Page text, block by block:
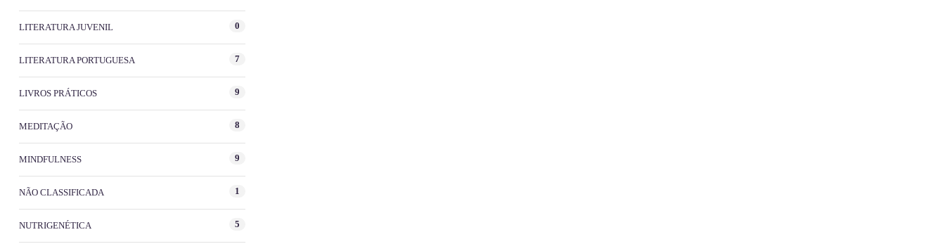
LITERATURA JUVENIL 0
LITERATURA PORTUGUESA 7
LIVROS PRÁTICOS 9
MEDITAÇÃO 8
MINDFULNESS 9
NÃO CLASSIFICADA 1
NUTRIGENÉTICA 5